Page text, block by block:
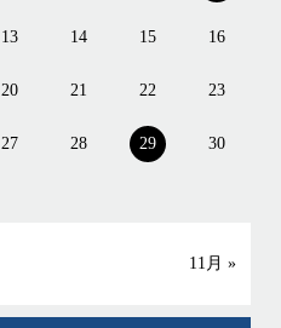
13 14 15 16
20 21 22 23
27 28 29 30
11月 »